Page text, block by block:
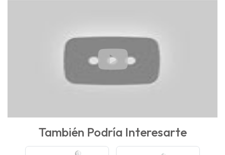
También Podría Interesarte